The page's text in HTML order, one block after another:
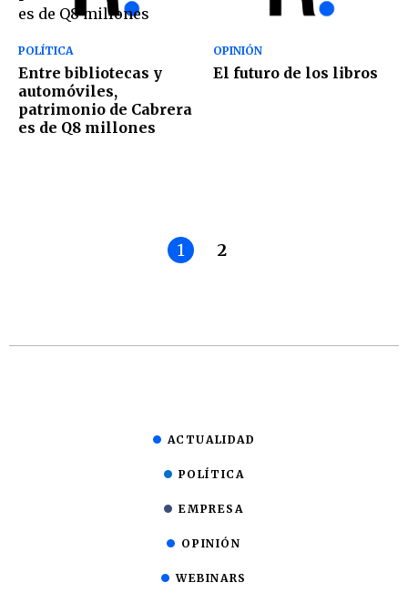
POLÍTICA
Entre bibliotecas y
automóviles,
patrimonio de Cabrera
es de Q8 millones
OPINIÓN
El futuro de los libros
1 2
ACTUALIDAD
POLÍTICA
EMPRESA
OPINIÓN
WEBINARS